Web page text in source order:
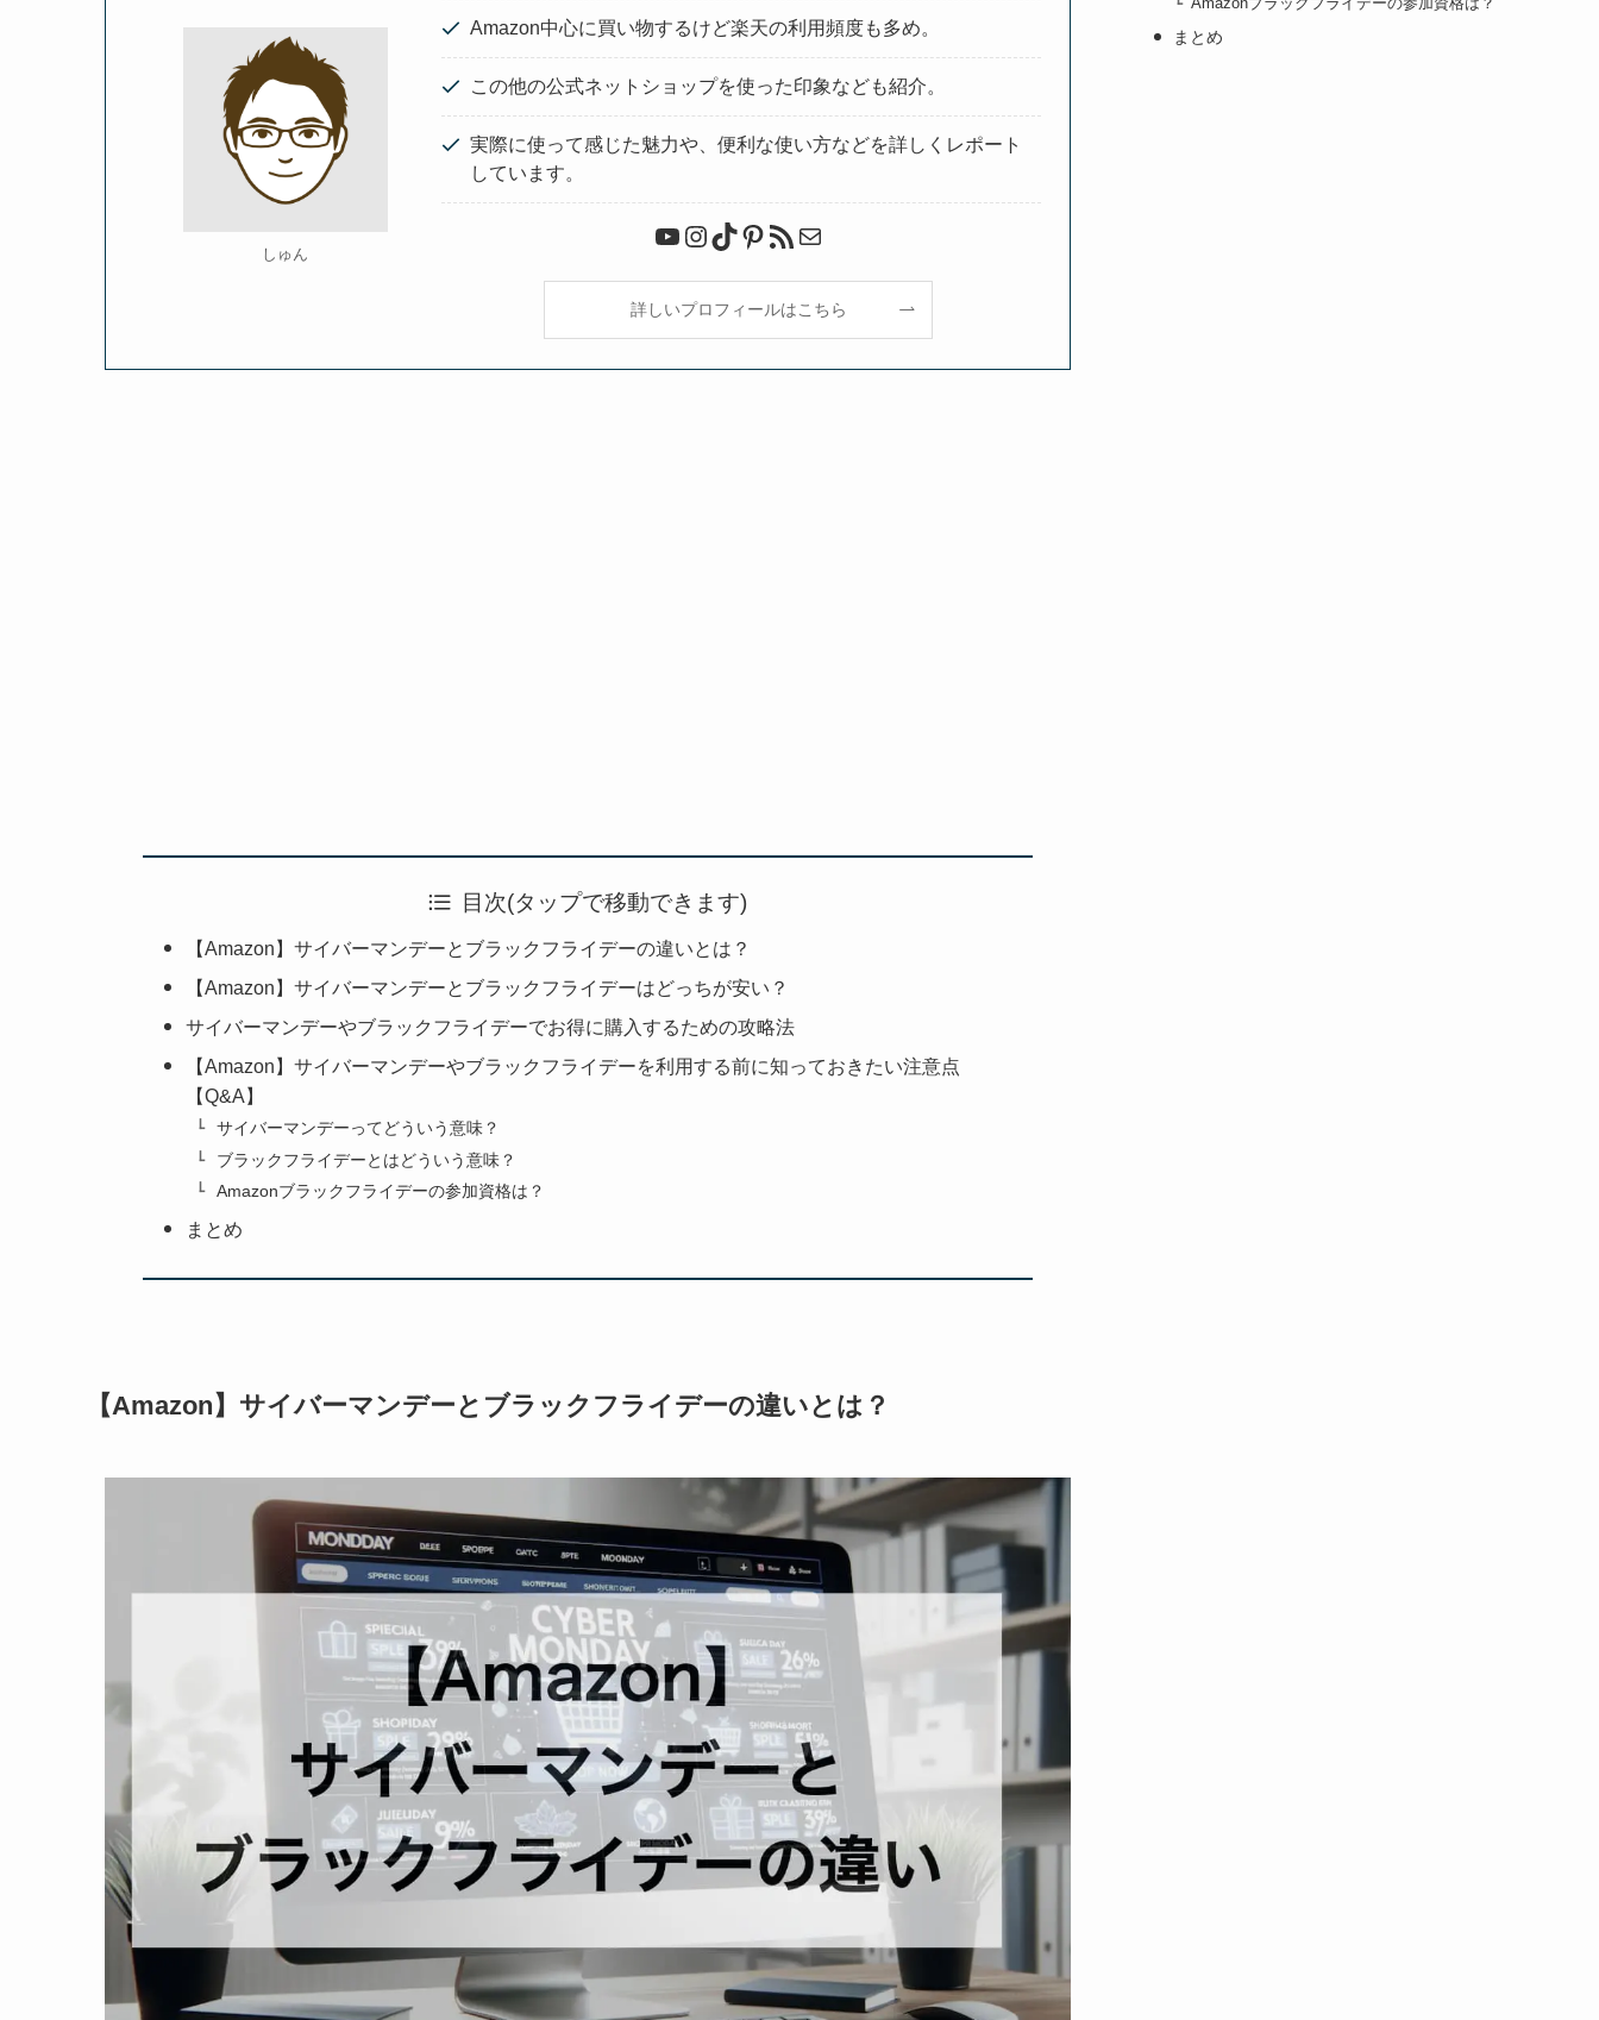
しゅん
Amazon中心に買い物するけど楽天の利用頻度も多め。
この他の公式ネットショップを使った印象なども紹介。
実際に使って感じた魅力や、便利な使い方などを詳しくレポート
しています。
YouTube Instagram TikTok Pinterest RSS フィードメール
詳しいプロフィールはこちら
目次(タップで移動できます)
【Amazon】サイバーマンデーとブラックフライデーの違いとは？
【Amazon】サイバーマンデーとブラックフライデーはどっちが安い？
サイバーマンデーやブラックフライデーでお得に購入するための攻略法
【Amazon】サイバーマンデーやブラックフライデーを利用する前に知っておきたい注意点
【Q&A】
サイバーマンデーってどういう意味？
ブラックフライデーとはどういう意味？
Amazonブラックフライデーの参加資格は？
まとめ
【Amazon】サイバーマンデーとブラックフライデーの違いとは？
Amazonブラックフライデーの参加資格は？
まとめ